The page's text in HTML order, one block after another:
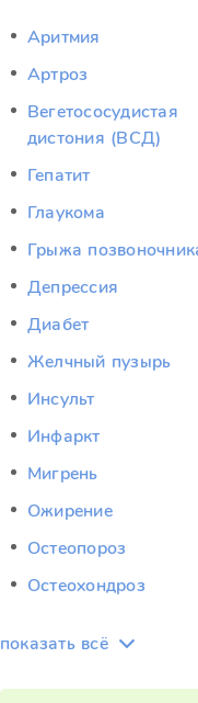
Аритмия
Артроз
Вегетососудистая
дистония (ВСД)
Гепатит
Глаукома
Грыжа
Депрессия
Диабет
Желчный пузырь
Инсульт
Инфаркт
Мигрень
Ожирение
Остеопороз
Остеохондроз
показать всё